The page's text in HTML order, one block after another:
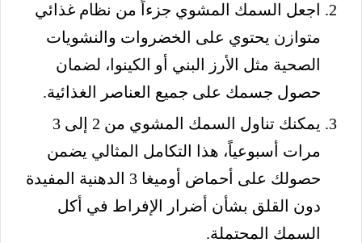
اجعل السمك المشوي جزءاً من نظام غذائي
متوازن يحتوي على الخضروات والنشويات
الصحية مثل الأرز البني أو الكينوا، لضمان
حصول جسمك على جميع العناصر الغذائية.
يمكنك تناول السمك المشوي من 2 إلى 3
مرات أسبوعياً، هذا التكامل المثالي يضمن
حصولك على أحماض أوميغا 3 الدهنية المفيدة
دون القلق بشأن أضرار الإفراط في أكل
السمك المحتملة.